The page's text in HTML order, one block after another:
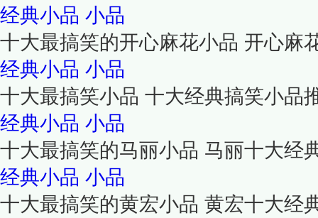
经典小品 小品
十大最搞笑的开心麻花小品 开心麻
经典小品 小品
十大最搞笑小品 十大经典搞笑小品
经典小品 小品
十大最搞笑的马丽小品 马丽十大经
经典小品 小品
十大最搞笑的黄宏小品 黄宏十大经